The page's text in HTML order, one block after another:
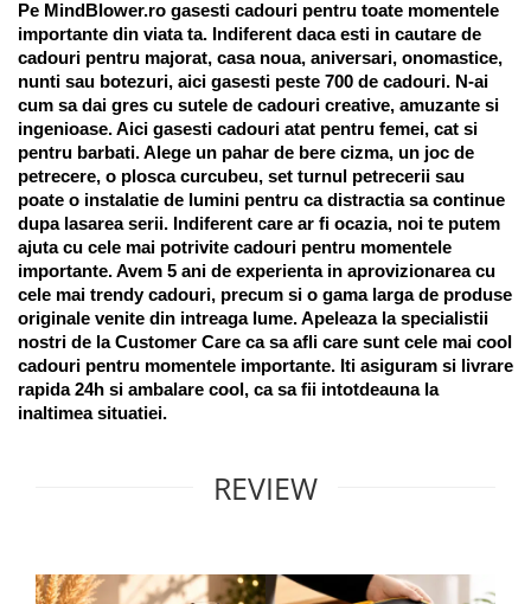
Pe MindBlower.ro gasesti cadouri pentru toate momentele
importante din viata ta. Indiferent daca esti in cautare de
cadouri pentru majorat, casa noua, aniversari, onomastice,
nunti sau botezuri, aici gasesti peste 700 de cadouri. N-ai
cum sa dai gres cu sutele de cadouri creative, amuzante si
ingenioase. Aici gasesti cadouri atat pentru femei, cat si
pentru barbati. Alege un pahar de bere cizma, un joc de
petrecere, o plosca curcubeu, set turnul petrecerii sau
poate o instalatie de lumini pentru ca distractia sa continue
dupa lasarea serii. Indiferent care ar fi ocazia, noi te putem
ajuta cu cele mai potrivite cadouri pentru momentele
importante. Avem 5 ani de experienta in aprovizionarea cu
cele mai trendy cadouri, precum si o gama larga de produse
originale venite din intreaga lume. Apeleaza la specialistii
nostri de la Customer Care ca sa afli care sunt cele mai cool
cadouri pentru momentele importante. Iti asiguram si livrare
rapida 24h si ambalare cool, ca sa fii intotdeauna la
inaltimea situatiei.
REVIEW